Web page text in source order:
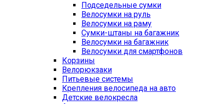
Подседельные сумки
Велосумки на руль
Велосумки на раму
Сумки-штаны на багажник
Велосумки на багажник
Велосумки для смартфонов
Корзины
Велорюкзаки
Питьевые системы
Крепления велосипеда на авто
Детские велокресла